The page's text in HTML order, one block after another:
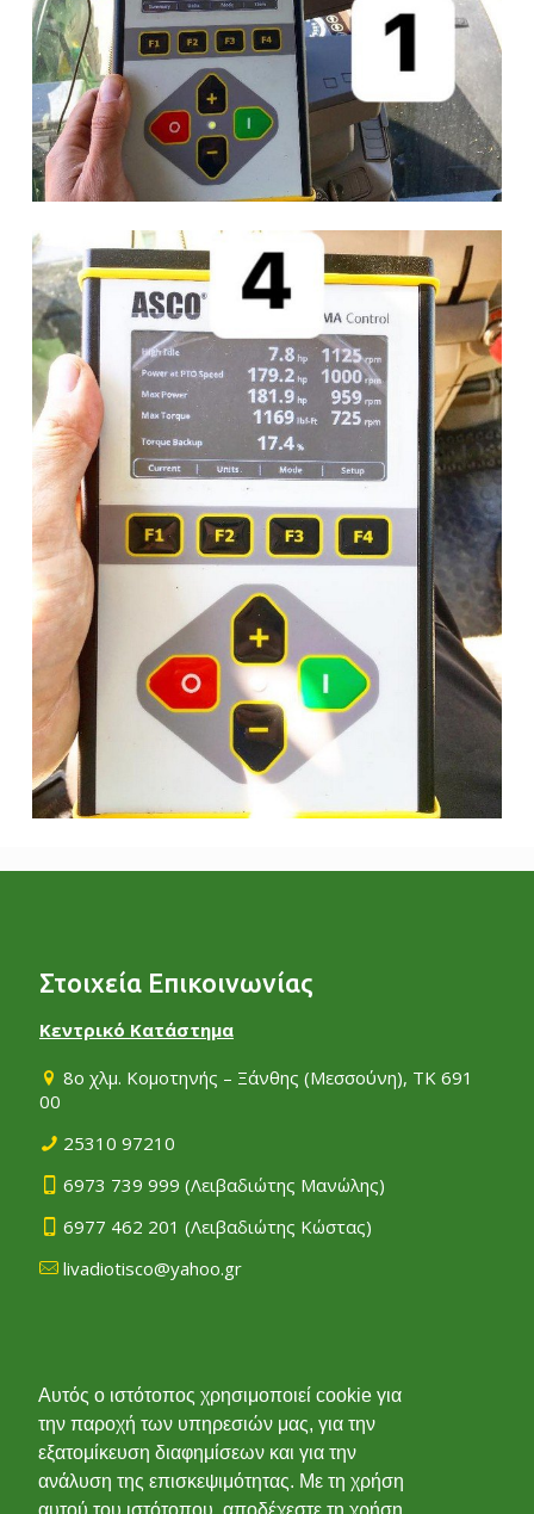
Αυτός ο ιστότοπος χρησιμοποιεί cookie για
την παροχή των υπηρεσιών μας, για την
εξατομίκευση διαφημίσεων και για την
ανάλυση της επισκεψιμότητας. Με τη χρήση
αυτού του ιστότοπου, αποδέχεστε τη χρήση
Στοιχεία Επικοινωνίας
Κεντρικό Κατάστημα
8ο χλμ. Κομοτηνής – Ξάνθης (Μεσσούνη), ΤΚ 691
00
25310 97210
6973 739 999 (Λειβαδιώτης Μανώλης)
6977 462 201 (Λειβαδιώτης Κώστας)
livadiotisco@yahoo.gr
Άνθεια Αλεξανδρούπολης, ΤΚ 681 50
25510 51488